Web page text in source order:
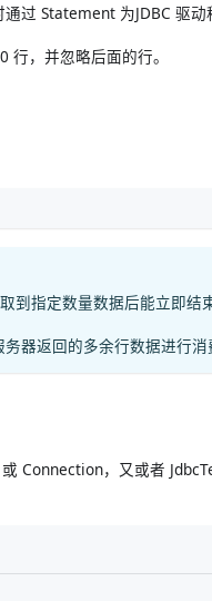
过 Statement 为JDBC 驱
，并忽略后面的行。
指定数量数据后能立即结
器返回的多余行数据进行消
Connection，又或者